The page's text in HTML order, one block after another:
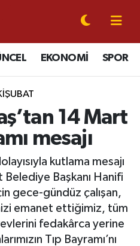
EKONOMİ SPOR
14 Mart
mesajı
kutlama mesajı
Belediye Başkanı Hanifi
gece-gündüz çalışan,
emanet ettiğimiz, tüm
fedakârca yerine
Tıp Bayramı’nı
Eczaneler
Durumu
Yoğunluk Haritası
ve Fikstür